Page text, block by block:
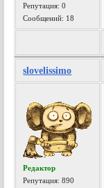
Репутация:0
Сообщений: 18
slovelissimo
Редактор
Репутация:890